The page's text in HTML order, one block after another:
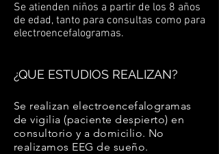
Se atienden niños a partir de los 8 años
de edad, tanto para consultas como para
electroencefalogramas.
¿QUE ESTUDIOS REALIZAN?
Se realizan electroencefalogramas
de vigilia (paciente despierto) en
consultorio y a domicilio. No
realizamos EEG de sueño.